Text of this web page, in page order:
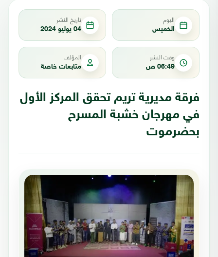
اليوم
الخميس
تاريخ النشر
04 يوليو 2024
وقت النشر
06:49 ص
المؤلف
متابعات خاصة
فرقة مديرية تريم تحقق المركز الأول
في مهرجان خشبة المسرح
بحضرموت